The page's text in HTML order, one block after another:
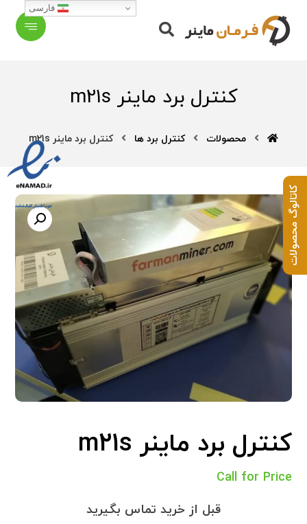
کنترل برد ماینر m21s
محصولات کنترل برد ها کنترل برد ماینر m21s
کنترل برد ماینر m21s
Call for Price
قبل از خرید تماس بگیرید
فارسی
کاتالوگ محصولات